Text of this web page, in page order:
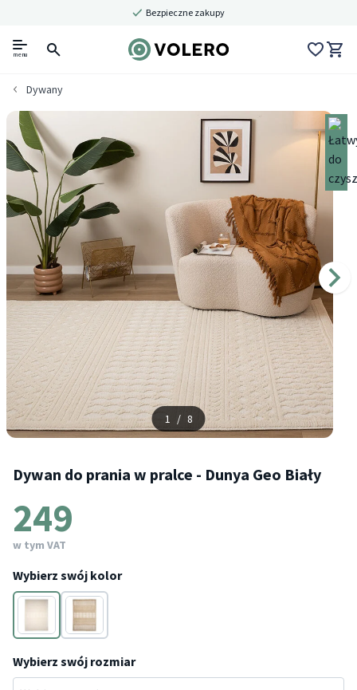
Bezpieczne zakupy
menu
Dywany
1 / 8
Dywan do prania w pralce - Dunya Geo Biały
249
w tym VAT
Wybierz swój kolor
Biały
Kremowy
Wybierz swój rozmiar